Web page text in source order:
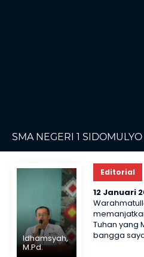
SMA NEGERI 1 SIDOMULYO
Idhamsyah,
M.Pd.
Editorial
12 Januari
Tuhan yang
bangga
3 November 2025
Kontingen
Sidomulyo